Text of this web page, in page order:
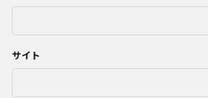
サイト